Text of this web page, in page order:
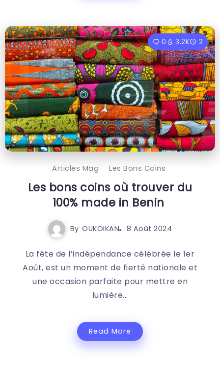
0 3.2K 2
Articles Mag Les Bons Coins
Les bons coins où trouver du
100% made in Benin
By OUKOIKAN 8 Août 2024
La fête de l’indépendance célébrée le 1er
Août, est un moment de fierté nationale et
une occasion parfaite pour mettre en
lumière...
Read More